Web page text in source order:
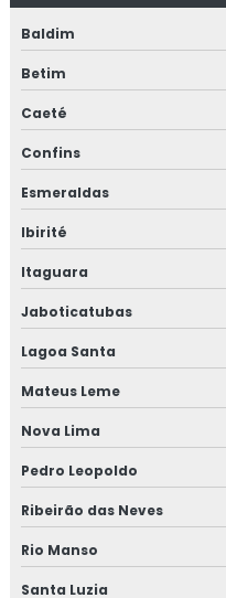
Empresa que faz pgr
Empresas de elevadores
Empresas de
Escada rolante
Escada rolante belo
Escada rolante bh
Inspeção em segurança
Inspeções de segurança
Instalação predial elétrica
Instalações elétricas
Laudo ltcat insalubridade
Laudo pgr
Baldim
Betim
Caeté
Confins
Esmeraldas
Ibirité
Itaguara
Jaboticatubas
Lagoa Santa
Mateus Leme
Nova Lima
Pedro Leopoldo
Ribeirão das Neves
Rio Manso
Santa Luzia